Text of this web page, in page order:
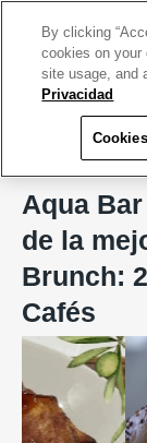
Aqua Bar and
Aqua
de la
Brunch:
Cafés
By clicking
cookies on your
site usage, and
Privacidad